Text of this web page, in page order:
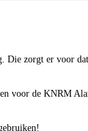
Die zorgt er voor
voor de KNRM